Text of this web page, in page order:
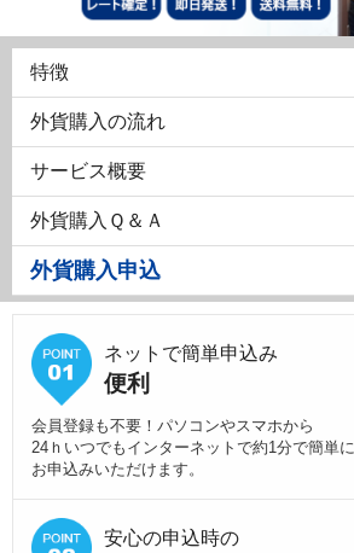
特徴
外貨購入の流れ
サービス概要
外貨購入Ｑ＆Ａ
外貨購入申込
ネットで簡単申込み
便利
会員登録も不要！パソコンやスマホから
24ｈいつでもインターネットで約1分で簡単に
お申込みいただけます。
安心の申込時の